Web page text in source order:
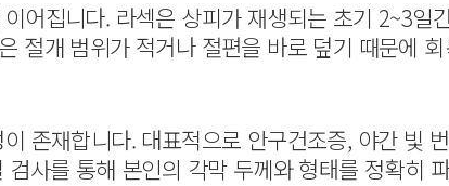
어집니다. 라섹은 상피가 재생되는 초기 2~3
절개 범위가 적거나 절편을 바로 덮기 때문에
존재합니다. 대표적으로 안구건조증, 야간 빛
사를 통해 본인의 각막 두께와 형태를 정확히